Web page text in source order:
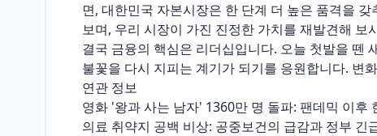
면, 대한민국 자본시장은 한 단계 더 높은 품격을
보며, 우리 시장이 가진 진정한 가치를 재발견해 보
결국 금융의 핵심은 리더십입니다. 오늘 첫발을 뗀
불꽃을 다시 지피는 계기가 되기를 응원합니다. 변
연관 정보
영화 '왕과 사는 남자' 1360만 명 돌파: 팬데믹 이후
의료 취약지 공백 비상: 공중보건의 급감과 정부 긴